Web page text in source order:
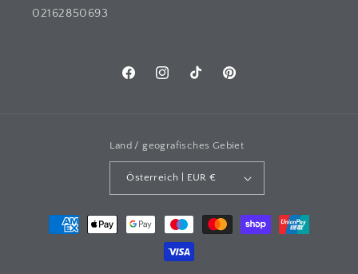
02162850693
FacebookInstagramTikTok Pinterest
Land / geografisches Gebiet
Österreich | EUR €
Zahlungsarten